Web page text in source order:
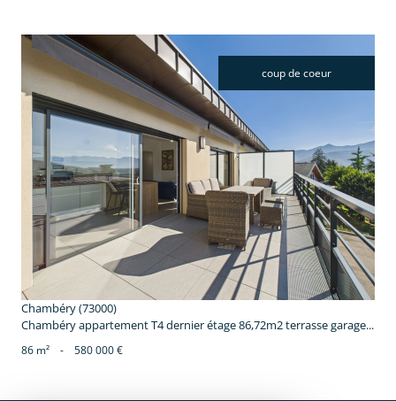
coup de coeur
voir le bien
Chambéry (73000)
Chambéry appartement T4 dernier étage 86,72m2 terrasse garage...
86 m² - 580 000 €